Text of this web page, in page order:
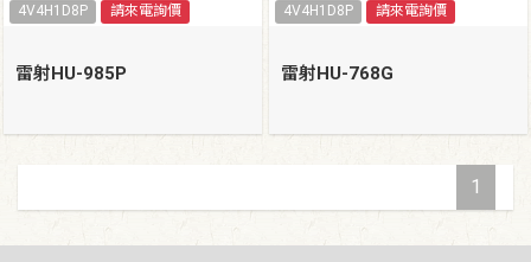
4V4H1D8P 請來電詢價
雷射HU-985P
4V4H1D8P 請來電詢價
雷射HU-768G
1